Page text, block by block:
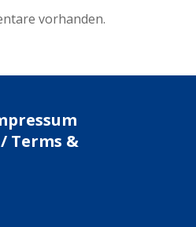
vorhanden.
Terms &